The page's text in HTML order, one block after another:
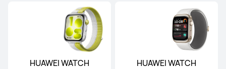
HUAWEI WATCH
HUAWEI WATCH